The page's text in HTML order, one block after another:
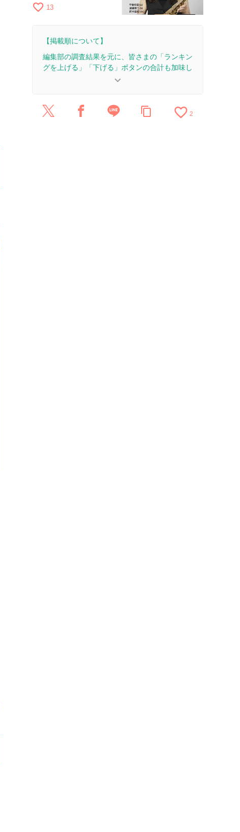
ト・ツアー京都公演を
favorite_border 13
【掲載順について】
編集部の調査結果を元に、皆さまの「ランキン
グを上げる」「下げる」ボタンの合計も加味し
2026/3/16：記事を公開しました。
keyboard_arrow_down
content_copy favorite_border 2